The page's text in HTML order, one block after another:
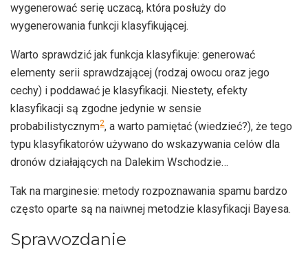
wygenerować serię uczacą, która posłuży do
wygenerowania funkcji klasyfikującej.
Warto sprawdzić jak funkcja klasyfikuje: generować
elementy serii sprawdzającej (rodzaj owocu oraz jego
cechy) i poddawać je klasyfikacji. Niestety, efekty
klasyfikacji są zgodne jedynie w sensie
probabilistycznym2, a warto pamiętać (wiedzieć?), że tego
typu klasyfikatorów używano do wskazywania celów dla
dronów działających na Dalekim Wschodzie…
Tak na marginesie: metody rozpoznawania spamu bardzo
często oparte są na naiwnej metodzie klasyfikacji Bayesa.
Sprawozdanie